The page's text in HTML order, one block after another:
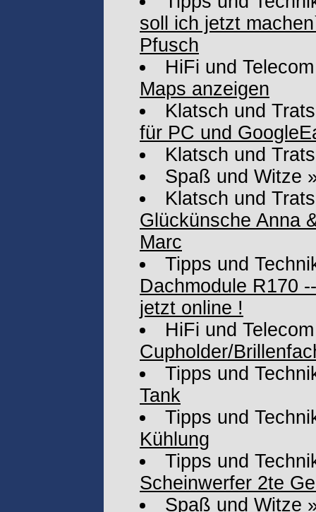
soll ich jetzt
Pfusch
HiFi und Telecom
Maps anzeigen
Klatsch und
für PC und
Klatsch und
Spaß und Witze
Klatsch und
Glückünsche Anna
Marc
Tipps und
Dachmodule R170
jetzt online !
HiFi und Telecom
Cupholder/
Tipps und
Tank
Tipps und
Kühlung
Tipps und
Scheinwerfer 2te
Spaß und Witze